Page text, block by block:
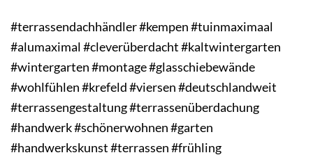
#terrassendachhändler #kempen #tuinmaximaal
#alumaximal #cleverüberdacht #kaltwintergarten
#wintergarten #montage #glasschiebewände
#wohlfühlen #krefeld #viersen #deutschlandweit
#terrassengestaltung #terrassenüberdachung
#handwerk #schönerwohnen #garten
#handwerkskunst #terrassen #frühling